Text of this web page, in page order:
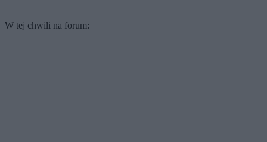
W tej chwili na forum: